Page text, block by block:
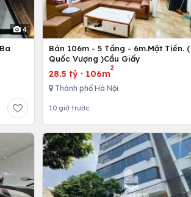
4
Bán 106m - 5 Tầng - 6m.Mặt Tiền.
Quốc Vượng )Cầu Giấy
28.5 tỷ· 106m
2
Thành phố Hà Nội
10 giờ trước